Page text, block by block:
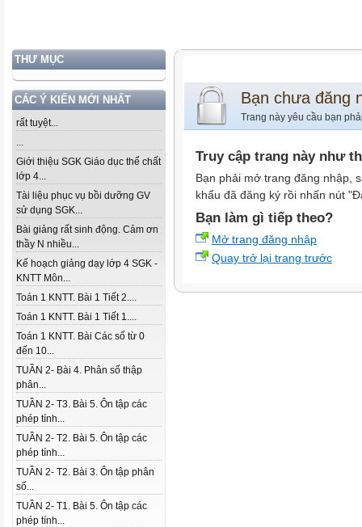
THƯ MỤC
CÁC Ý KIẾN MỚI NHẤT
rất tuyệt...
...
Giới thiệu SGK Giáo dục thể chất
lớp 4...
Tài liệu phục vụ bồi dưỡng GV
sử dụng SGK...
Bài giảng rất sinh động. Cảm ơn
thầy N nhiều...
Kế hoạch giảng dạy lớp 4 SGK -
KNTT Môn...
Toán 1 KNTT. Bài 1 Tiết 2....
Toán 1 KNTT. Bài 1 Tiết 1....
Toán 1 KNTT. Bài Các số từ 0
đến 10...
TUẦN 2- Bài 4. Phân số thập
phân...
TUẦN 2- T3. Bài 5. Ôn tập các
phép tính...
TUẦN 2- T2. Bài 5. Ôn tập các
phép tính...
TUẦN 2- T2. Bài 3. Ôn tập phân
số...
TUẦN 2- T1. Bài 5. Ôn tập các
phép tính...
Bạn chưa đăng
Trang này yêu cầu bạn
Truy cập trang này như
Bạn phải mở trang đăng nhập,
khẩu đã đăng ký rồi nhấn nút
Bạn làm gì tiếp theo?
Mở trang đăng nhập
Quay trở lại trang trước